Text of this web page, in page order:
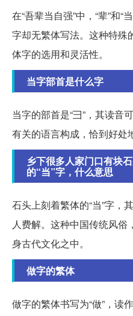
在“吾辈当自强”中，“辈”和
字却无繁体写法。这种特殊
体字的选用和灵活性。
当字部首是什么字
当字的部首是“彐”，其读音
有关的语言构成，恰到好处
乡下很多人家门口有块
的“当”字，什么意思
石头上刻着繁体的“当”字，
人费解。这种中国传统风俗
身古代文化之中。
做字的繁体
做字的繁体书写为“做”，读